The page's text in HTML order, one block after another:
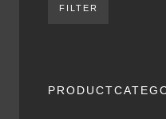
FILTER